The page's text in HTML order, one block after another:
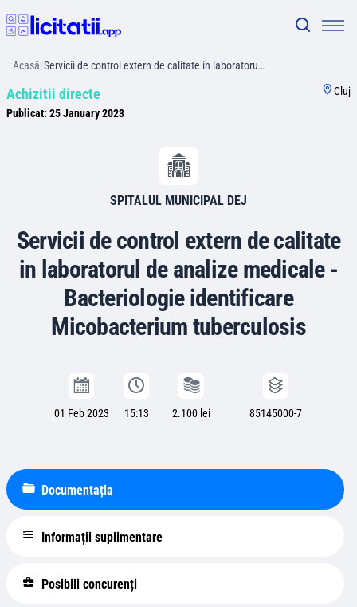
Acasă/Servicii de control extern de calitate in laboratoru…
Achizitii directe
Publicat: 25 January 2023
Cluj
SPITALUL MUNICIPAL DEJ
Servicii de control extern de calitate
in laboratorul de analize medicale -
Bacteriologie identificare
Micobacterium tuberculosis
01 Feb 2023 15:13 2.100 lei 85145000-7
Documentația
Informații suplimentare
Posibili concurenți